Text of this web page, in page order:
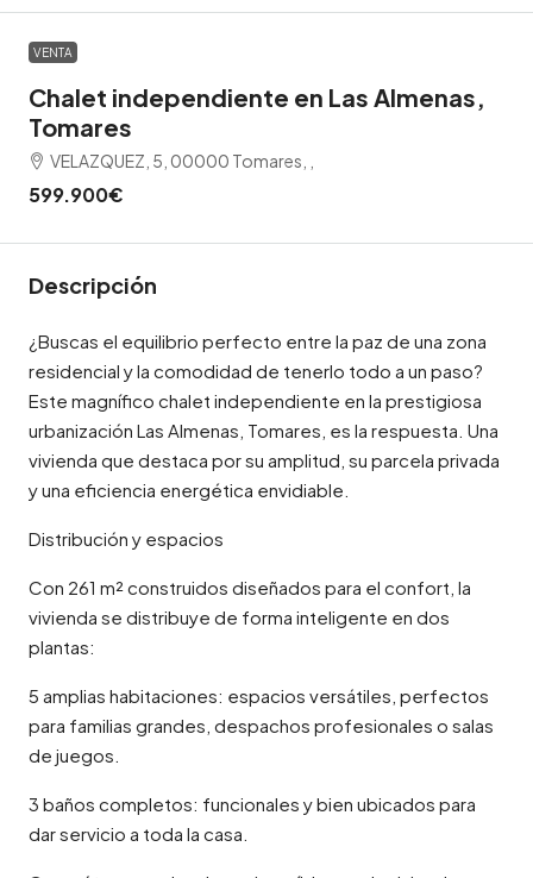
VENTA
Chalet independiente en Las Almenas,
Tomares
VELAZQUEZ, 5, 00000 Tomares, ,
599.900€
Descripción
¿Buscas el equilibrio perfecto entre la paz de una zona
residencial y la comodidad de tenerlo todo a un paso?
Este magnífico chalet independiente en la prestigiosa
urbanización Las Almenas, Tomares, es la respuesta. Una
vivienda que destaca por su amplitud, su parcela privada
y una eficiencia energética envidiable.
Distribución y espacios
Con 261 m² construidos diseñados para el confort, la
vivienda se distribuye de forma inteligente en dos
plantas:
5 amplias habitaciones: espacios versátiles, perfectos
para familias grandes, despachos profesionales o salas
de juegos.
3 baños completos: funcionales y bien ubicados para
dar servicio a toda la casa.